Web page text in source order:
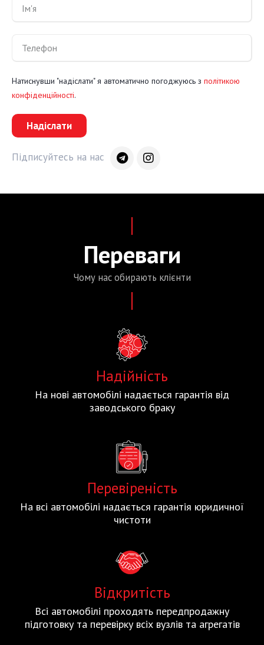
Натиснувши "надіслати" я автоматично погоджуюсь з політикою
конфіденційності.
Надіслати
Підписуйтесь на нас
Переваги
Чому насобирають клієнти
Надійність
На нові автомобілі надається гарантія від
заводського браку
Перевіреність
На всі автомобілі надається гарантія юридичної
чистоти
Відкритість
Всі автомобілі проходять передпродажну
підготовку та перевірку всіх вузлів та агрегатів